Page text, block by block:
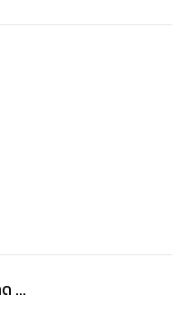
ที่เขาแอบหลงใหลมาตั้งแต่
ยราวดอกไม้แรกแย้มเย้า
จะหอมหวานสักแค่ไหน แต่
าวบุญธรรมของพ่อเขา
นี้สิ่งที่ทำได้มีเพียงอย่าง
ดประสงค์ของคุณย่าและของ
บเขาแล้ว ยังต้องเผชิญ
งทั้งเขาและเธออีกด้วย คง
ายต่างๆ ไปได้อย่างไร และ
...